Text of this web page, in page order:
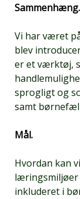
Sammenhæng.
Vi har været
blev
er et værktøj,
sprogligt og
samt
Mål.
Hvordan kan
læringsmiljøer
inkluderet i